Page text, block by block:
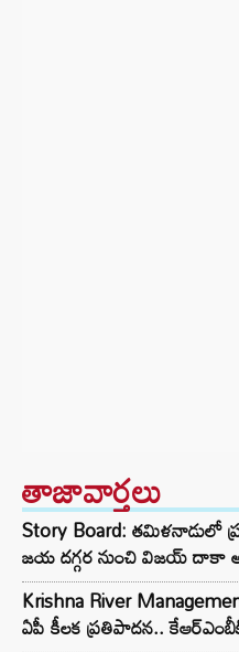
తాజావార్తలు
Story Board:
జయ దగ్గర నుంచి విజయ్ దాకా
Krishna River
ఏపీ కీలక ప్రతిపాదన..